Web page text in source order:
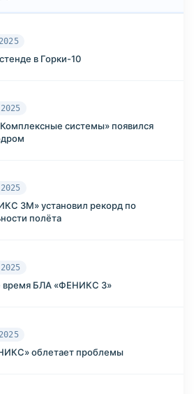
в Горки-10
системы» появился
3М» установил рекорд по
полёта
время БЛА «ФЕНИКС 3»
облетает проблемы